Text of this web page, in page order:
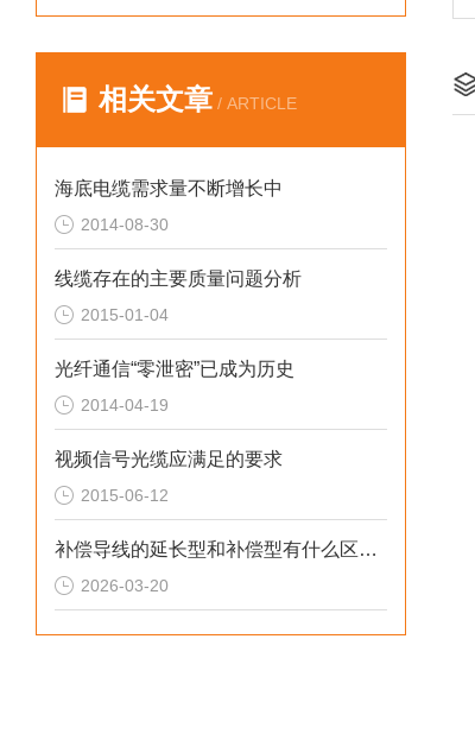
相关文章 / ARTICLE
海底电缆需求量不断增长中
2014-08-30
线缆存在的主要质量问题分析
2015-01-04
光纤通信“零泄密”已成为历史
2014-04-19
视频信号光缆应满足的要求
2015-06-12
补偿导线的延长型和补偿型有什么区别？
2026-03-20